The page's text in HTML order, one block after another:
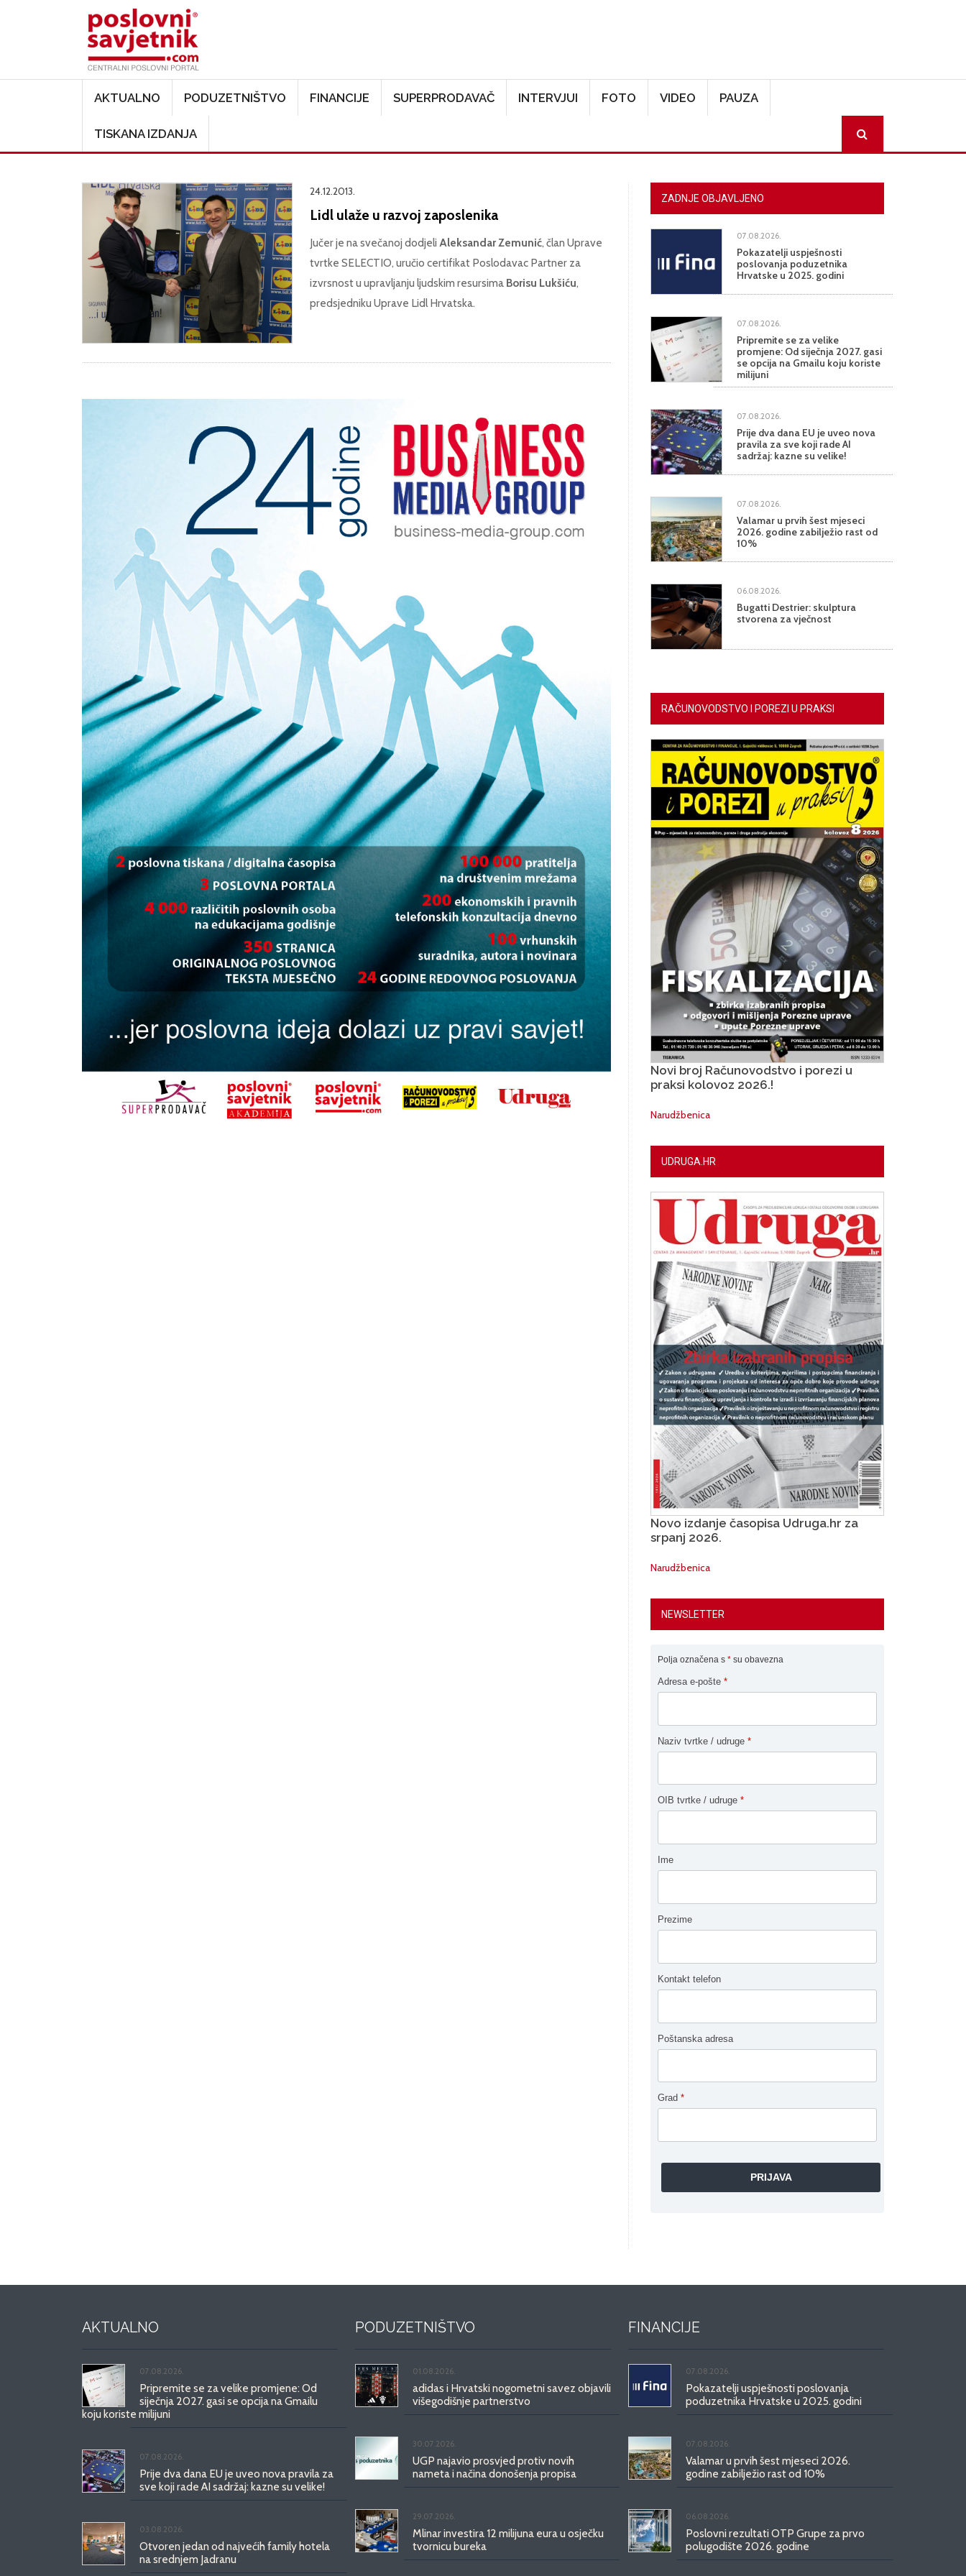
AKTUALNO PODUZETNIŠTVO FINANCIJE SUPERPRODAVAČ INTERVJUI FOTO VIDEO PAUZA
TISKANA IZDANJA
24.12.2013.
Lidl ulaže u razvoj zaposlenika
Jučer je na svečanoj dodjeli Aleksandar Zemunić, član Uprave
tvrtke SELECTIO, uručio certifikat Poslodavac Partner za
izvrsnost u upravljanju ljudskim resursima Borisu Lukšiću,
predsjedniku Uprave Lidl Hrvatska.
ZADNJE OBJAVLJENO
07.08.2026.
Pokazatelji uspješnosti
poslovanja poduzetnika
Hrvatske u 2025. godini
07.08.2026.
Pripremite se za velike
promjene: Od siječnja 2027. gasi
se opcija na Gmailu koju koriste
milijuni
07.08.2026.
Prije dva dana EU je uveo nova
pravila za sve koji rade AI
sadržaj: kazne su velike!
07.08.2026.
Valamar u prvih šest mjeseci
2026. godine zabilježio rast od
10%
06.08.2026.
Bugatti Destrier: skulptura
stvorena za vječnost
RAČUNOVODSTVO I POREZI U PRAKSI
Novi broj Računovodstvo i porezi u
praksi kolovoz 2026.!
Narudžbenica
UDRUGA.HR
Novo izdanje časopisa Udruga.hr za
srpanj 2026.
Narudžbenica
NEWSLETTER
Polja označena s * su obavezna
Adresa e-pošte *
Naziv tvrtke / udruge *
OIB tvrtke / udruge *
Ime
Prezime
Kontakt telefon
Poštanska adresa
Grad *
AKTUALNO
07.08.2026.
Pripremite se za velike promjene: Od
siječnja 2027. gasi se opcija na Gmailu
koju koriste milijuni
07.08.2026.
Prije dva dana EU je uveo nova pravila za
sve koji rade AI sadržaj: kazne su velike!
03.08.2026.
Otvoren jedan od najvećih family hotela
na srednjem Jadranu
PODUZETNIŠTVO
01.08.2026.
adidas i Hrvatski nogometni savez objavili
višegodišnje partnerstvo
30.07.2026.
UGP najavio prosvjed protiv novih
nameta i načina donošenja propisa
29.07.2026.
Mlinar investira 12 milijuna eura u osječku
tvornicu bureka
FINANCIJE
07.08.2026.
Pokazatelji uspješnosti poslovanja
poduzetnika Hrvatske u 2025. godini
07.08.2026.
Valamar u prvih šest mjeseci 2026.
godine zabilježio rast od 10%
06.08.2026.
Poslovni rezultati OTP Grupe za prvo
polugodište 2026. godine